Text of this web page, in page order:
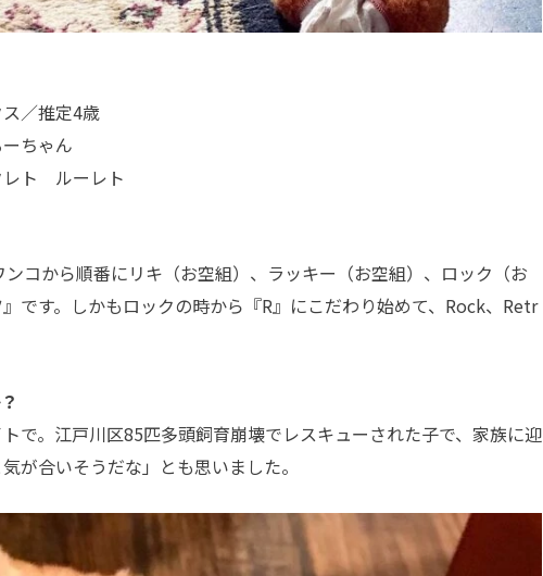
／推定4歳
ちゃん
レト ルーレト
コから順番にリキ（お空組）、ラッキー（お空組）、ロック（お
です。しかもロックの時から『R』にこだわり始めて、Rock、Retr
で。江戸川区85匹多頭飼育崩壊でレスキューされた子で、家族に迎
が合いそうだな」とも思いました。